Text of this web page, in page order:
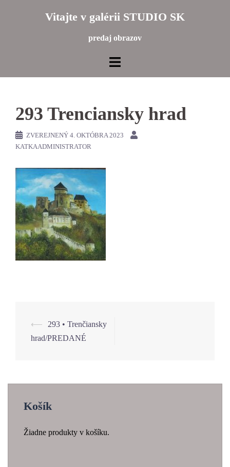
Vitajte v galérii STUDIO SK
predaj obrazov
293 Trenciansky hrad
ZVEREJNENÝ 4. OKTÓBRA 2023
KATKAADMINISTRATOR
Navigácia
článkami
⟵
293 • Trenčiansky
hrad/PREDANÉ
Košík
Žiadne produkty v košíku.